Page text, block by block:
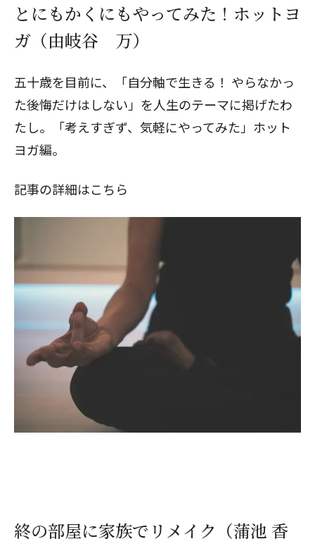
とにもかくにもやってみた！ホットヨ
ガ（由岐谷 万）
五十歳を目前に、「自分軸で生きる！ やらなかっ
た後悔だけはしない」を人生のテーマに掲げたわ
たし。「考えすぎず、気軽にやってみた」ホット
ヨガ編。
記事の詳細はこちら
終の部屋に家族でリメイク（蒲池 香